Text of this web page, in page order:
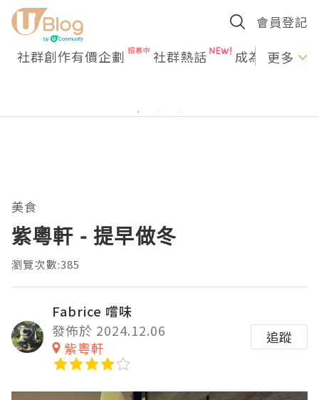
會員登記
社群創作有價企劃 社群熱話 成為U更多
美食
紫粵軒 - 提早做冬
瀏覽次數:385
Fabrice 嚐味
發佈於 2024.12.06
紫粵軒
追蹤